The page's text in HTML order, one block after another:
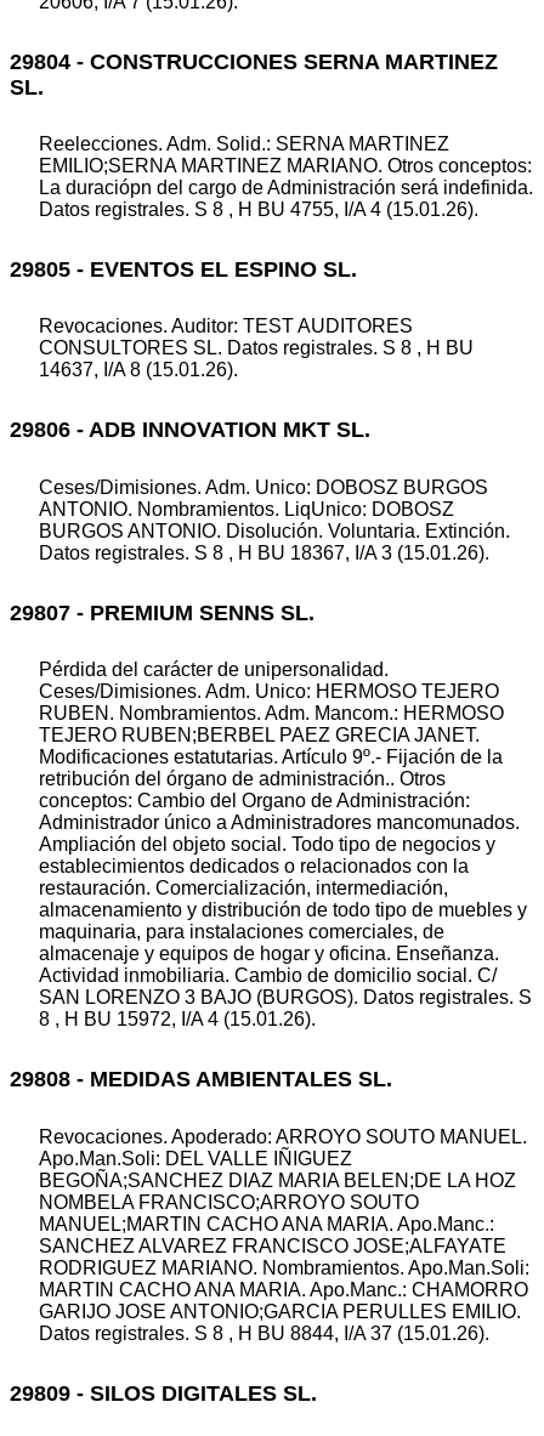
29804 - CONSTRUCCIONES SERNA MARTINEZ
SL.
Reelecciones. Adm. Solid.: SERNA MARTINEZ
EMILIO;SERNA MARTINEZ MARIANO. Otros conceptos:
La duraciópn del cargo de Administración será indefinida.
Datos registrales. S 8 , H BU 4755, I/A 4 (15.01.26).
29805 - EVENTOS EL ESPINO SL.
Revocaciones. Auditor: TEST AUDITORES
CONSULTORES SL. Datos registrales. S 8 , H BU
14637, I/A 8 (15.01.26).
29806 - ADB INNOVATION MKT SL.
Ceses/Dimisiones. Adm. Unico: DOBOSZ BURGOS
ANTONIO. Nombramientos. LiqUnico: DOBOSZ
BURGOS ANTONIO. Disolución. Voluntaria. Extinción.
Datos registrales. S 8 , H BU 18367, I/A 3 (15.01.26).
29807 - PREMIUM SENNS SL.
Pérdida del carácter de unipersonalidad.
Ceses/Dimisiones. Adm. Unico: HERMOSO TEJERO
RUBEN. Nombramientos. Adm. Mancom.: HERMOSO
TEJERO RUBEN;BERBEL PAEZ GRECIA JANET.
Modificaciones estatutarias. Artículo 9º.- Fijación de la
retribución del órgano de administración.. Otros
conceptos: Cambio del Organo de Administración:
Administrador único a Administradores mancomunados.
Ampliación del objeto social. Todo tipo de negocios y
establecimientos dedicados o relacionados con la
restauración. Comercialización, intermediación,
almacenamiento y distribución de todo tipo de muebles y
maquinaria, para instalaciones comerciales, de
almacenaje y equipos de hogar y oficina. Enseñanza.
Actividad inmobiliaria. Cambio de domicilio social. C/
SAN LORENZO 3 BAJO (BURGOS). Datos registrales. S
8 , H BU 15972, I/A 4 (15.01.26).
29808 - MEDIDAS AMBIENTALES SL.
Revocaciones. Apoderado: ARROYO SOUTO MANUEL.
Apo.Man.Soli: DEL VALLE IÑIGUEZ
BEGOÑA;SANCHEZ DIAZ MARIA BELEN;DE LA HOZ
NOMBELA FRANCISCO;ARROYO SOUTO
MANUEL;MARTIN CACHO ANA MARIA. Apo.Manc.:
SANCHEZ ALVAREZ FRANCISCO JOSE;ALFAYATE
RODRIGUEZ MARIANO. Nombramientos. Apo.Man.Soli:
MARTIN CACHO ANA MARIA. Apo.Manc.: CHAMORRO
GARIJO JOSE ANTONIO;GARCIA PERULLES EMILIO.
Datos registrales. S 8 , H BU 8844, I/A 37 (15.01.26).
29809 - SILOS DIGITALES SL.